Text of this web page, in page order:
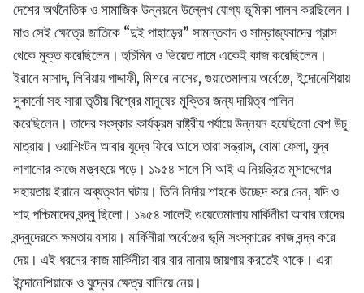
দেশের অর্থনৈতিক ও সামাজিক উন্নয়নে উল্লেখ যোগ্য ভূমিকা পালন করছিলেন।
মাও সেই ক্ষেত্রে জাতিকে “দুই পাহাড়ের” সামন্তবাদ ও সাম্রাজ্যবাদের গ্রাস
থেকে মুক্ত করেছিলেন। হুচিমিন ও ভিয়েত নামে একেই কাজ করেছিলেন।
ইরানে মাসাদ, লিবিয়ায় গাদ্দাফী, মিশরে নাসের, গুয়াতেমালায় অর্বেঞ্জে, ইন্দোনেশিয়ায়
সুকার্নো সহ সারা তৃতীয় বিশ্বের মানুষের মুক্তির জন্য দায়িত্ব পালিন
করেছিলেন। তাদের সংস্কার কার্যক্রম রাষ্ট্রীয় পর্যায়ে উন্নয়ন হয়েছিলো বেশ উচু
মাত্রায়। ওয়াশিংটন আবার যুদ্বে ফিরে আসে তারা সন্ত্রাস, বোমা ফেলা, যুদ্ব
লাগানোর কাজে মত্ত্বহয়ে পড়ে। ১৯৫৪ সালে সি আই এ নিয়ন্ত্রিত মুসাদ্দেগের
সহায়তায় ইরানে অব্যত্থান ঘটায়। তিনি নির্দায় শাহকে উচ্ছেদ করে দেন, যদি ও
শাহ পশ্চিমাদের বন্দ্বু ছিলো। ১৯৫৪ সালেই গুয়েতেমালায় মার্কিনীরা আবার তাদের
বন্দ্বুদেরকে ক্ষমতায় বসায়। মার্কিনীরা অর্বেঞ্জের ভূমি সংস্কারের কাজ বন্দ্ব করে
দেয়। এই ধরনের কাজ মার্কিনীরা বার বার নানায় জায়গায় করতেই থাকে। এরা
ইন্দোনেশিয়াকে ও যুদ্বের ক্ষেত্র বানিয়ে নেয়।